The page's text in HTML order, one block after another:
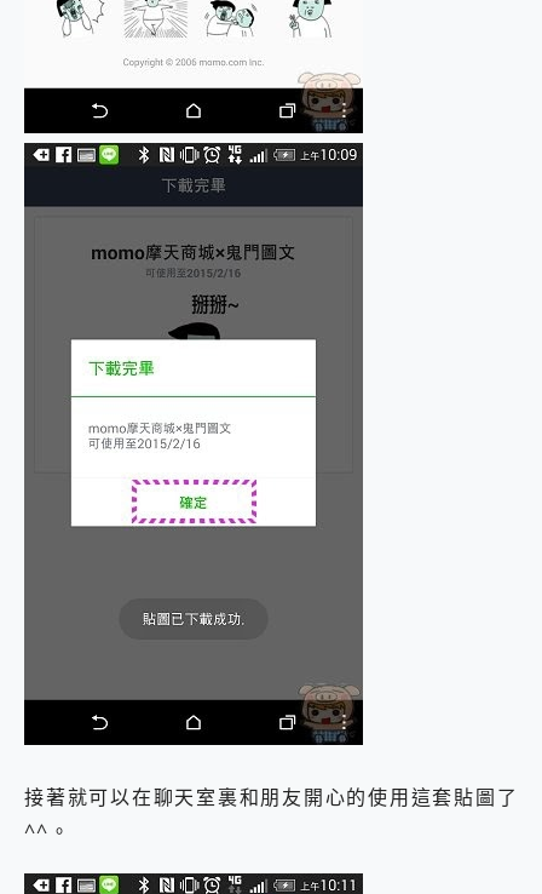
接著就可以在聊天室裏和朋友開心的使用這套貼圖了
^^。